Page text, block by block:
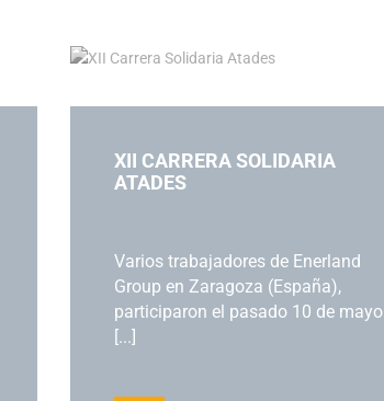
XII CARRERA SOLIDARIA
ATADES
Varios trabajadores de Enerland
Group en Zaragoza (España),
participaron el pasado 10 de mayo
[...]